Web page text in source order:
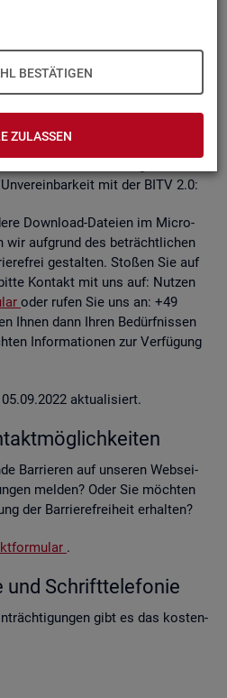
BESTÄTIGEN
ZULASSEN
wer­den.
ge­nann­ten An­for­de­run­gen teil­
mit der BITV 2.0:
Down­load-Da­tei­en im Mi­cro­
wir auf­grund des be­trächt­li­chen
ge­stal­ten. Sto­ßen Sie auf
Kon­takt mit uns auf: Nut­zen
oder rufen Sie uns an: +49
Ihnen dann Ihren Be­dürf­nis­sen
In­for­ma­tio­nen zur Ver­fü­gung
ak­tua­li­siert.
Bar­rie­ren auf un­se­ren Web­sei­
mel­den? Oder Sie möch­ten
der Bar­rie­re­frei­heit er­hal­ten?
.
und Schrift­te­le­fo­nie
gibt es das kos­ten­